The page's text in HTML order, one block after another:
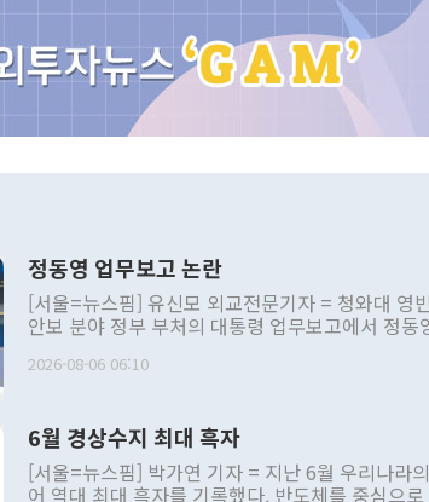
정동영 업무보고 논란
[서울=뉴스핌] 유신모 외교전문기자 = 청와대 영
안보 분야 정부 부처의 대통령 업무보고에서 정
발언 중에는 정부 내 조율을 거치지 않은 사안을 정
주의적 희망에 근거한 비현실적 구상'이라는 비판
관의 대북 정책 관련 발언이 물의를 빚은 적은 여
관 부처 장관이 공개적으로 부정적 입장을 표명한
2026-08-06 06:10
6월 경상수지 최대 흑자
[서울=뉴스핌] 박가연 기자 = 지난 6월 우리나라
어 역대 최대 흑자를 기록했다. 반도체를 중심으